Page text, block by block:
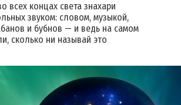
всех концах света знахари
звуком: словом, музыкой,
и бубнов — и ведь на самом
сколько ни называй это